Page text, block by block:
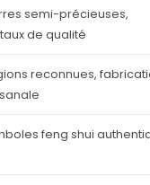
semi-précieuses,
de qualité
reconnues,
feng shui